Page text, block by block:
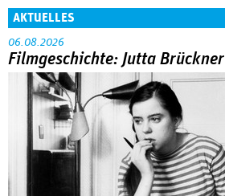
AKTUELLES
06.08.2026
Filmgeschichte: Jutta Brückner